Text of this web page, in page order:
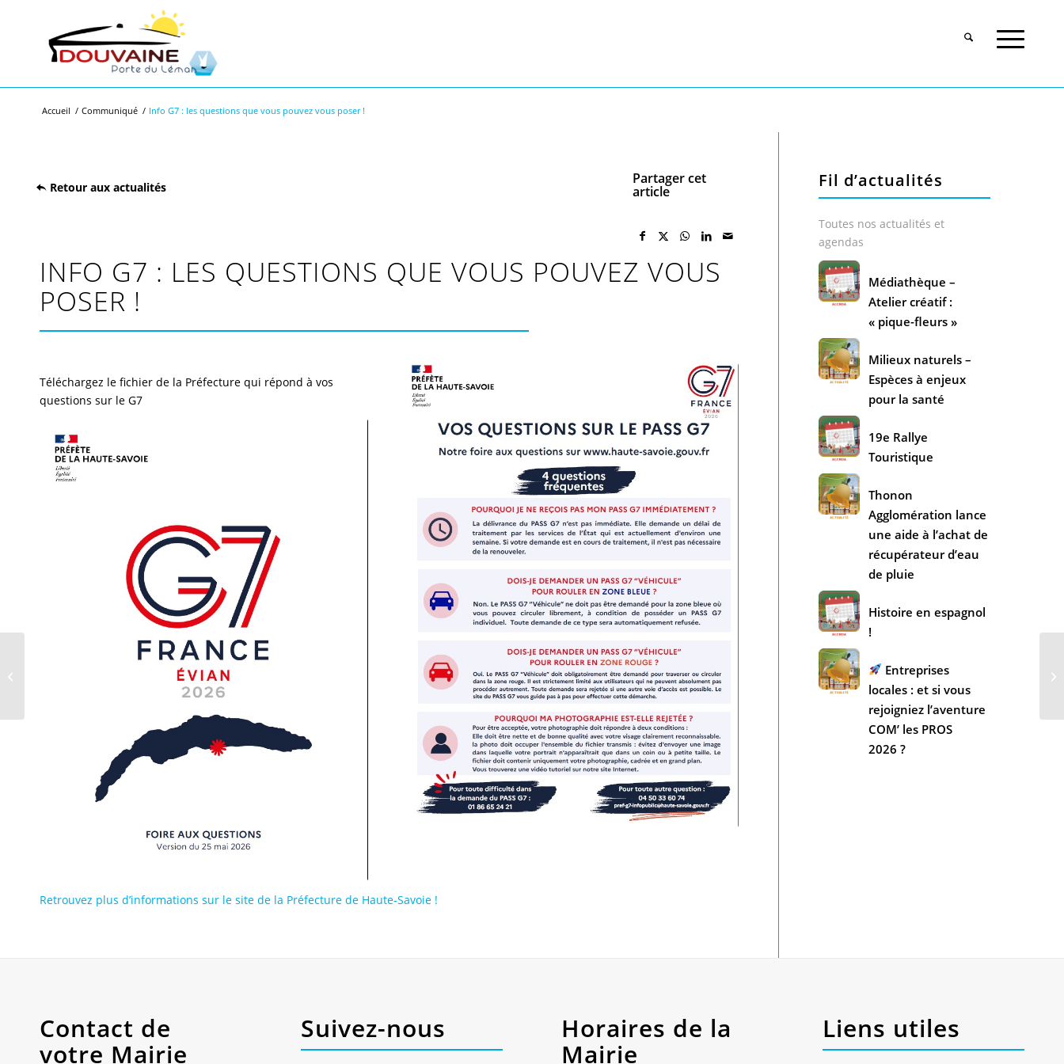
Accueil / Communiqué / Info G7 : les questions que vous pouvez vous poser !
Retour aux actualités
Partager cet
article
INFO G7 : LES QUESTIONS QUE VOUS POUVEZ VOUS
POSER !
Téléchargez le fichier de la Préfecture qui répond à vos
questions sur le G7
Retrouvez plus d’informations sur le site de la Préfecture de Haute-Savoie !
Fil d’actualités
Toutes nos actualités et
agendas
Médiathèque –
Atelier créatif :
« pique-fleurs »
Milieux naturels –
Espèces à enjeux
pour la santé
19e Rallye
Touristique
Thonon
Agglomération lance
une aide à l’achat de
récupérateur d’eau
de pluie
Histoire en espagnol
!
Entreprises
locales : et si vous
rejoigniez l’aventure
COM’ les PROS
2026 ?
Contact de
votre Mairie
Suivez-nous
Horaires de la
Mairie
Liens utiles